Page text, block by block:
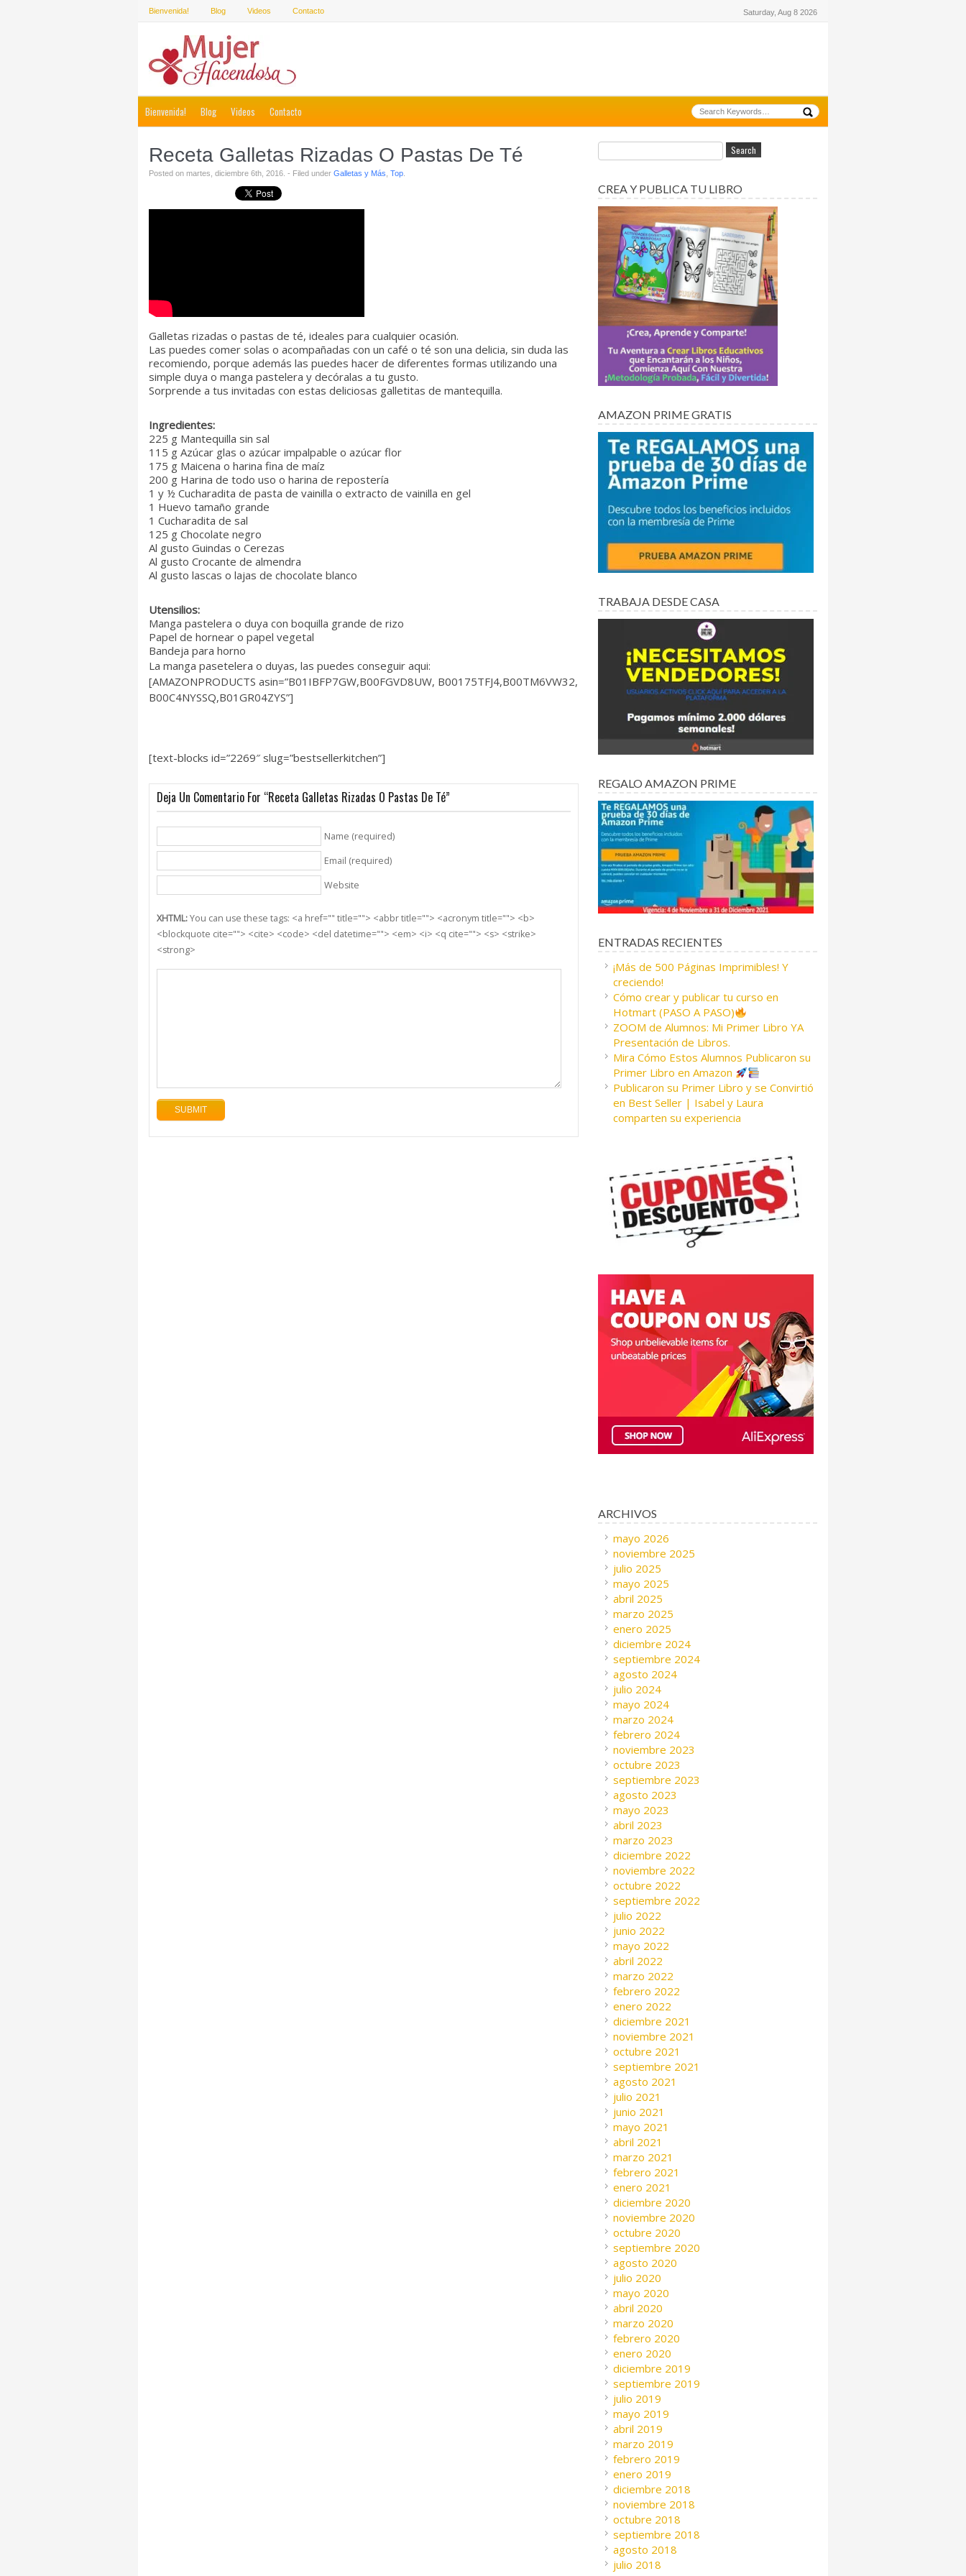
Bienvenida! Blog Videos Contacto Saturday, Aug 8 2026
Bienvenida! Blog Videos Contacto
Receta Galletas Rizadas O Pastas De Té
Posted on martes, diciembre 6th, 2016. - Filed under Galletas y Más Top
Galletas rizadas o pastas de té, ideales para cualquier ocasión.
Las puedes comer solas o acompañadas con un café o té son una delicia, sin duda las
recomiendo, porque además las puedes hacer de diferentes formas utilizando una
simple duya o manga pastelera y decóralas a tu gusto.
Sorprende a tus invitadas con estas deliciosas galletitas de mantequilla.
Ingredientes:
225 g Mantequilla sin sal
115 g Azúcar glas o azúcar impalpable o azúcar flor
175 g Maicena o harina fina de maíz
200 g Harina de todo uso o harina de repostería
1 y ½ Cucharadita de pasta de vainilla o extracto de vainilla en gel
1 Huevo tamaño grande
1 Cucharadita de sal
125 g Chocolate negro
Al gusto Guindas o Cerezas
Al gusto Crocante de almendra
Al gusto lascas o lajas de chocolate blanco
Utensilios:
Manga pastelera o duya con boquilla grande de rizo
Papel de hornear o papel vegetal
Bandeja para horno
La manga pasetelera o duyas, las puedes conseguir aqui:
[AMAZONPRODUCTS asin=”B01IBFP7GW,B00FGVD8UW, B00175TFJ4,B00TM6VW32,
B00C4NYSSQ,B01GR04ZYS”]
[text-blocks id=”2269″ slug=”bestsellerkitchen”]
Deja Un Comentario For “Receta Galletas Rizadas O Pastas De Té”
Name (required)
Email (required)
Website
XHTML:You can use these tags: <a href="" title=""> <abbr title=""> <acronym title=""> <b>
<blockquote cite=""> <cite> <code> <del datetime=""> <em> <i> <q cite=""> <s> <strike>
<strong>
CREA Y PUBLICA TU LIBRO
AMAZON PRIME GRATIS
TRABAJA DESDE CASA
REGALO AMAZON PRIME
ENTRADAS RECIENTES
¡Más de 500 Páginas Imprimibles! Y
creciendo!
Cómo crear y publicar tu curso en
Hotmart (PASO A PASO)
ZOOM de Alumnos: Mi Primer Libro YA
Presentación de Libros.
Mira Cómo Estos Alumnos Publicaron su
Primer Libro en Amazon
Publicaron su Primer Libro y se Convirtió
en Best Seller | Isabel y Laura
comparten su experiencia
ARCHIVOS
mayo 2026
noviembre 2025
julio 2025
mayo 2025
abril 2025
marzo 2025
enero 2025
diciembre 2024
septiembre 2024
agosto 2024
julio 2024
mayo 2024
marzo 2024
febrero 2024
noviembre 2023
octubre 2023
septiembre 2023
agosto 2023
mayo 2023
abril 2023
marzo 2023
diciembre 2022
noviembre 2022
octubre 2022
septiembre 2022
julio 2022
junio 2022
mayo 2022
abril 2022
marzo 2022
febrero 2022
enero 2022
diciembre 2021
noviembre 2021
octubre 2021
septiembre 2021
agosto 2021
julio 2021
junio 2021
mayo 2021
abril 2021
marzo 2021
febrero 2021
enero 2021
diciembre 2020
noviembre 2020
octubre 2020
septiembre 2020
agosto 2020
julio 2020
mayo 2020
abril 2020
marzo 2020
febrero 2020
enero 2020
diciembre 2019
septiembre 2019
julio 2019
mayo 2019
abril 2019
marzo 2019
febrero 2019
enero 2019
diciembre 2018
noviembre 2018
octubre 2018
septiembre 2018
agosto 2018
julio 2018